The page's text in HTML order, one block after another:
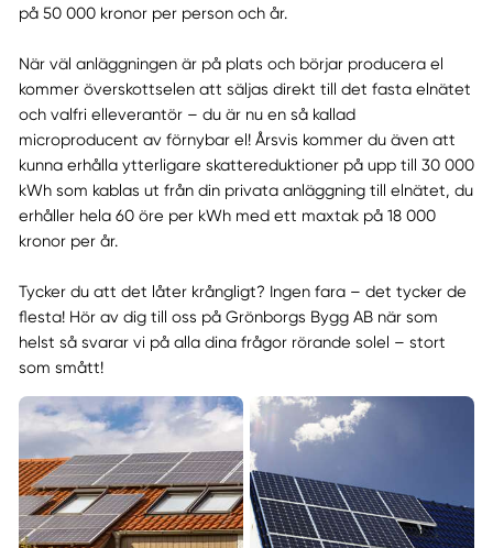
på 50 000 kronor per person och år.
När väl anläggningen är på plats och börjar producera el
kommer överskottselen att säljas direkt till det fasta elnätet
och valfri elleverantör – du är nu en så kallad
microproducent av förnybar el! Årsvis kommer du även att
kunna erhålla ytterligare skattereduktioner på upp till 30 000
kWh som kablas ut från din privata anläggning till elnätet, du
erhåller hela 60 öre per kWh med ett maxtak på 18 000
kronor per år.
Tycker du att det låter krångligt? Ingen fara – det tycker de
flesta! Hör av dig till oss på Grönborgs Bygg AB när som
helst så svarar vi på alla dina frågor rörande solel – stort
som smått!